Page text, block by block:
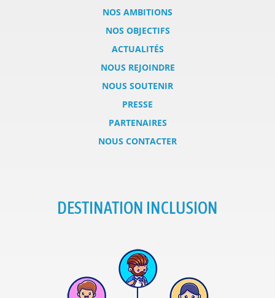
NOS AMBITIONS
NOS OBJECTIFS
ACTUALITÉS
NOUS REJOINDRE
NOUS SOUTENIR
PRESSE
PARTENAIRES
NOUS CONTACTER
DESTINATION INCLUSION